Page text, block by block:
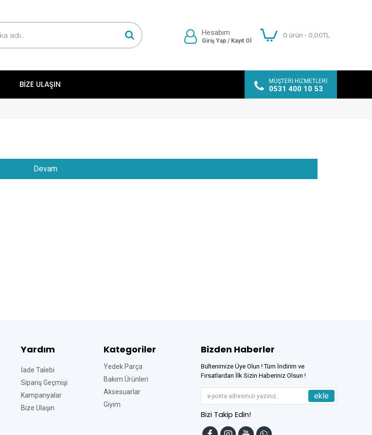
Hesabım
Giriş Yap / Kayıt Ol
0 ürün - 0,00TL
BIZE ULAŞIN MÜŞTERI HIZMETLERI
0531 400 10 53
Devam
Yardım
İade Talebi
Sipariş Geçmişi
Kampanyalar
Bize Ulaşın
Kategoriler
Yedek Parça
Bakım Ürünleri
Aksesuarlar
Giyim
Bizden Haberler
Bültenimize Üye Olun ! Tüm İndirim ve
Fırsatlardan İlk Sizin Haberiniz Olsun !
ekle
Bizi Takip Edin!